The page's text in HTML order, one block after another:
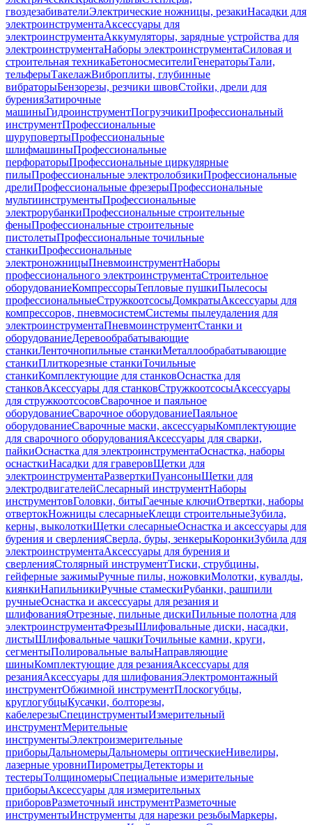
гвоздезабивателиЭлектрические ножницы, резакиНасадки для
электроинструментаАксессуары для
электроинструментаАккумуляторы, зарядные устройства для
электроинструментаНаборы электроинструментаСиловая и
строительная техникаБетоносмесителиГенераторыТали,
тельферыТакелажВиброплиты, глубинные
вибраторыБензорезы, резчики швовСтойки, дрели для
буренияЗатирочные
машиныГидроинструментПогрузчикиПрофессиональный
инструментПрофессиональные
шуруповертыПрофессиональные
шлифмашиныПрофессиональные
перфораторыПрофессиональные циркулярные
пилыПрофессиональные электролобзикиПрофессиональные
дрелиПрофессиональные фрезерыПрофессиональные
мультиинструментыПрофессиональные
электрорубанкиПрофессиональные строительные
феныПрофессиональные строительные
пистолетыПрофессиональные точильные
станкиПрофессиональные
электроножницыПневмоинструментНаборы
профессионального электроинструментаСтроительное
оборудованиеКомпрессорыТепловые пушкиПылесосы
профессиональныеСтружкоотсосыДомкратыАксессуары для
компрессоров, пневмосистемСистемы пылеудаления для
электроинструментаПневмоинструментСтанки и
оборудованиеДеревообрабатывающие
станкиЛенточнопильные станкиМеталлообрабатывающие
станкиПлиткорезные станкиТочильные
станкиКомплектующие для станковОснастка для
станковАксессуары для станковСтружкоотсосыАксессуары
для стружкоотсосовСварочное и паяльное
оборудованиеСварочное оборудованиеПаяльное
оборудованиеСварочные маски, аксессуарыКомплектующие
для сварочного оборудованияАксессуары для сварки,
пайкиОснастка для электроинструментаОснастка, наборы
оснасткиНасадки для граверовЩетки для
электроинструментаРазверткиПуансоныЩетки для
электродвигателейСлесарный инструментНаборы
инструментовГоловки, битыГаечные ключиОтвертки, наборы
отвертокНожницы слесарныеКлещи строительныеЗубила,
керны, выколоткиЩетки слесарныеОснастка и аксессуары для
бурения и сверленияСверла, буры, зенкерыКоронкиЗубила для
электроинструментаАксессуары для бурения и
сверленияСтолярный инструментТиски, струбцины,
гейферные зажимыРучные пилы, ножовкиМолотки, кувалды,
киянкиНапильникиРучные стамескиРубанки, рашпили
ручныеОснастка и аксессуары для резания и
шлифованияОтрезные, пильные дискиПильные полотна для
электроинструментаФрезыШлифовальные диски, насадки,
листыШлифовальные чашкиТочильные камни, круги,
сегментыПолировальные валыНаправляющие
шиныКомплектующие для резанияАксессуары для
резанияАксессуары для шлифованияЭлектромонтажный
инструментОбжимной инструментПлоскогубцы,
круглогубцыКусачки, болторезы,
кабелерезыСпецинструментыИзмерительный
инструментМерительные
инструментыЭлектроизмерительные
приборыДальномерыДальномеры оптическиеНивелиры,
лазерные уровниПирометрыДетекторы и
тестерыТолщиномерыСпециальные измерительные
приборыАксессуары для измерительных
приборовРазметочный инструментРазметочные
инструментыИнструменты для нарезки резьбыМаркеры,